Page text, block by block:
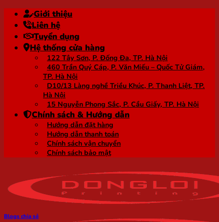
qua
nội
dung
Giới thiệu
Liên hệ
Tuyển dụng
Hệ thống cửa hàng
122 Tây Sơn, P. Đống Đa, TP. Hà Nội
460 Trần Quý Cáp, P. Văn Miếu – Quốc Tử Giám,
TP. Hà Nội
D10/13 Làng nghề Triều Khúc, P. Thanh Liệt, TP.
Hà Nội
15 Nguyễn Phong Sắc, P. Cầu Giấy, TP. Hà Nội
Chính sách & Hướng dẫn
Hướng dẫn đặt hàng
Hướng dẫn thanh toán
Chính sách vận chuyển
Chính sách bảo mật
Blogs chia sẻ